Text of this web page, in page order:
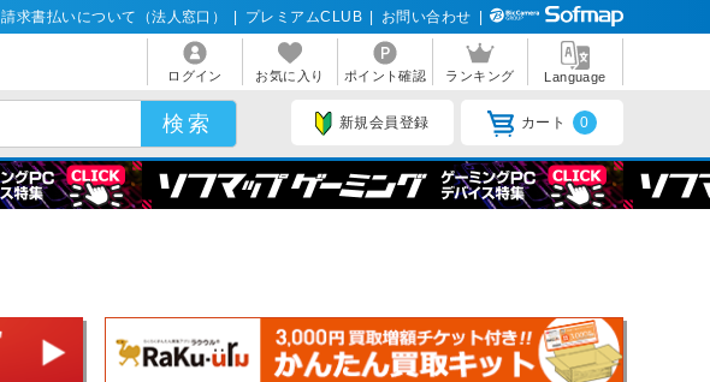
請求書払いについて（法人窓口） プレミアムCLUB お問い合わせ
ログイン お気に入り ポイント確認 ランキング Language
新規会員登録 カート 0